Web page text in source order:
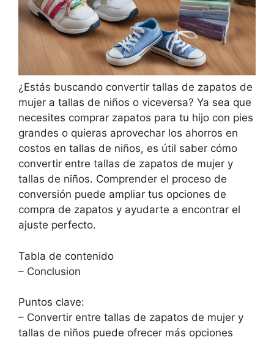
¿Estás buscando convertir tallas de zapatos de
mujer a tallas de niños o viceversa? Ya sea que
necesites comprar zapatos para tu hijo con pies
grandes o quieras aprovechar los ahorros en
costos en tallas de niños, es útil saber cómo
convertir entre tallas de zapatos de mujer y
tallas de niños. Comprender el proceso de
conversión puede ampliar tus opciones de
compra de zapatos y ayudarte a encontrar el
ajuste perfecto.
Tabla de contenido
– Conclusion
Puntos clave:
– Convertir entre tallas de zapatos de mujer y
tallas de niños puede ofrecer más opciones